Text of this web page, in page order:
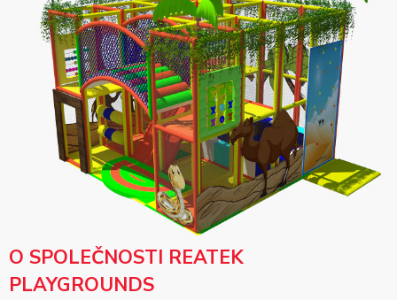
O SPOLEČNOSTI REATEK
PLAYGROUNDS